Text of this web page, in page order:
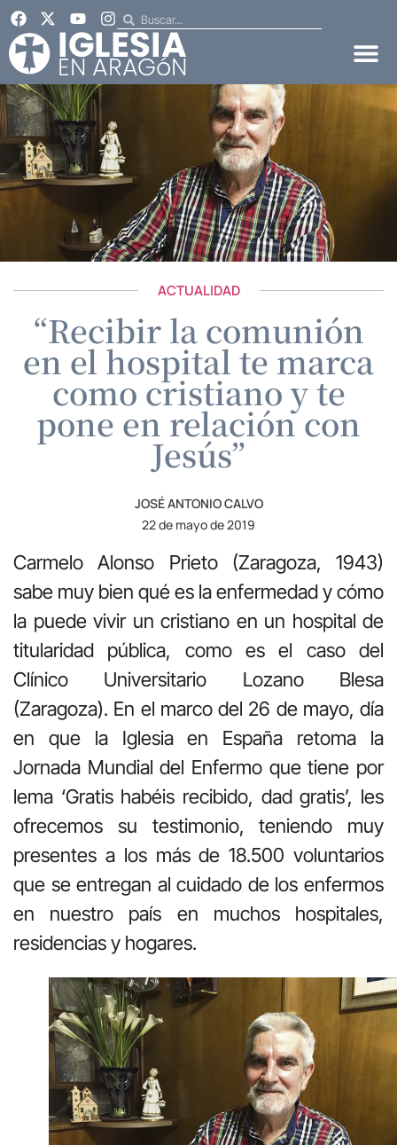
ACTUALIDAD
“Recibir la comunión
en el hospital te marca
como cristiano y te
pone en relación con
Jesús”
JOSÉ ANTONIO CALVO
22 de mayo de 2019
Carmelo Alonso Prieto (Zaragoza, 1943)
sabe muy bien qué es la enfermedad y cómo
la puede vivir un cristiano en un hospital de
titularidad pública, como es el caso del
Clínico Universitario Lozano Blesa
(Zaragoza). En el marco del 26 de mayo, día
en que la Iglesia en España retoma la
Jornada Mundial del Enfermo que tiene por
lema ‘Gratis habéis recibido, dad gratis’, les
ofrecemos su testimonio, teniendo muy
presentes a los más de 18.500 voluntarios
que se entregan al cuidado de los enfermos
en nuestro país en muchos hospitales,
residencias y hogares.